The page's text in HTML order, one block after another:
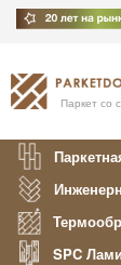
Паркет со
SPC